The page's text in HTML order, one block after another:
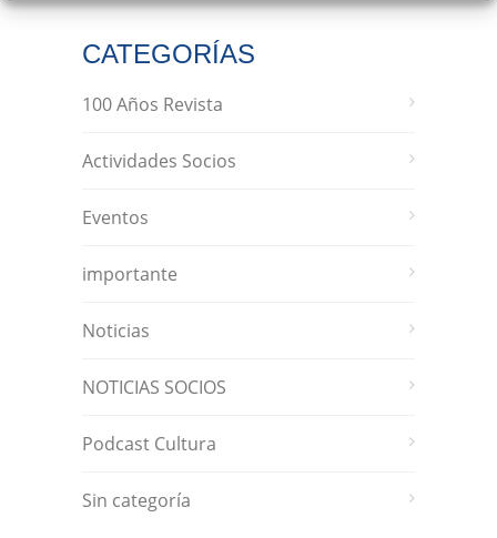
CATEGORÍAS
100 Años Revista
Actividades Socios
Eventos
importante
Noticias
NOTICIAS SOCIOS
Podcast Cultura
Sin categoría